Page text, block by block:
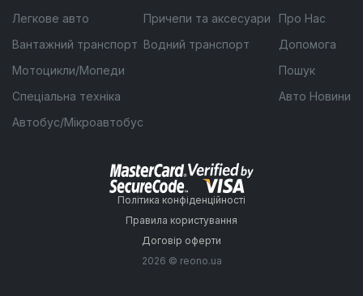
Легкове авто
Вантажний транспорт
Мотоцикли/Мопеди
Спеціальна техніка
Автобус/Мікроавтобус
Причепи та аксесуари
Водний транспорт
Про Нас
Допомога
Пошук
Авто Новини
Політика конфіденційності
Правила користування
Договір оферти
2026 © reono.ua